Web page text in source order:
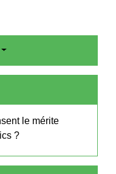
le mérite
?